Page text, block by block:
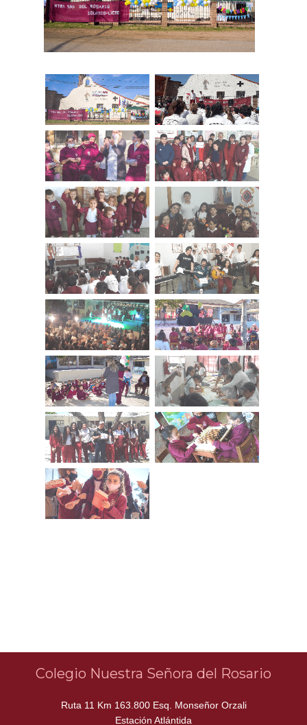
Colegio Nuestra Señora del Rosario
Ruta 11 Km 163.800 Esq. Monseñor Orzali
Estación Atlántida